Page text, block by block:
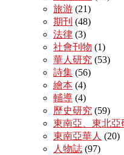
旅游 (21)
期刊 (48)
法律 (3)
社會刊物 (1)
華人研究 (53)
詩集 (56)
繪本 (4)
輔導 (4)
歷史研究 (59)
東南亞、東北亞
東南亞華人 (20)
人物誌 (97)